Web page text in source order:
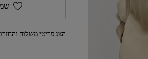
הצג פריטי משלוח